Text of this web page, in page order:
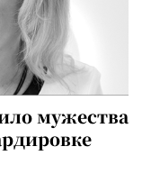
мужества